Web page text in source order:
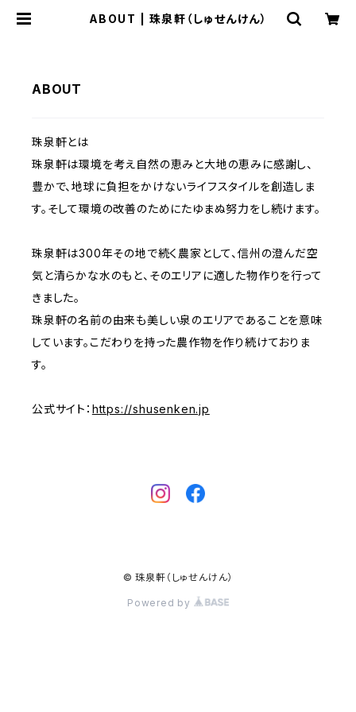
ABOUT | 珠泉軒（しゅせんけん）
ABOUT
珠泉軒とは
珠泉軒は環境を考え自然の恵みと大地の恵みに感謝し、
豊かで、地球に負担をかけないライフスタイルを創造しま
す。そして環境の改善のためにたゆまぬ努力をし続けます。
珠泉軒は300年その地で続く農家として、信州の澄んだ空
気と清らかな水のもと、そのエリアに適した物作りを行って
きました。
珠泉軒の名前の由来も美しい泉のエリアであることを意味
しています。こだわりを持った農作物を作り続けておりま
す。
公式サイト： https://shusenken.jp
© 珠泉軒（しゅせんけん）
Powered by